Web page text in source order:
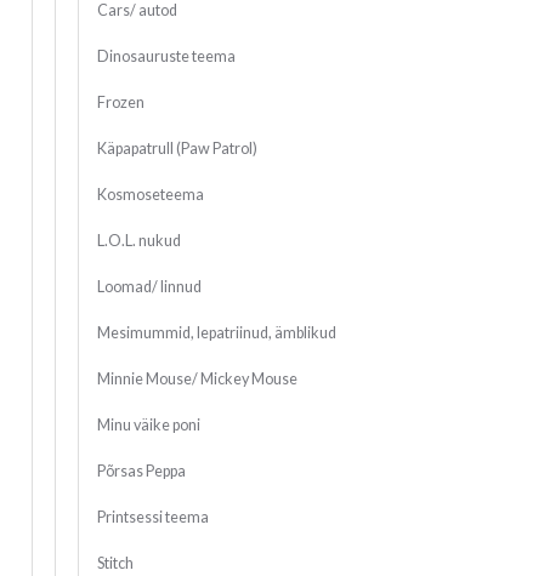
Cars/ autod
Dinosauruste teema
Frozen
Käpapatrull (Paw Patrol)
Kosmoseteema
L.O.L. nukud
Loomad/ linnud
Mesimummid, lepatriinud, ämblikud
Minnie Mouse/ Mickey Mouse
Minu väike poni
Põrsas Peppa
Printsessi teema
Stitch